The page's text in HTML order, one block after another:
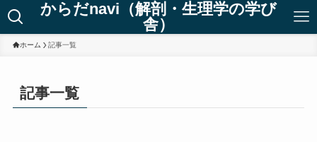
からだnavi（解剖・生理学の学び
舎）
ホーム 記事一覧
記事一覧